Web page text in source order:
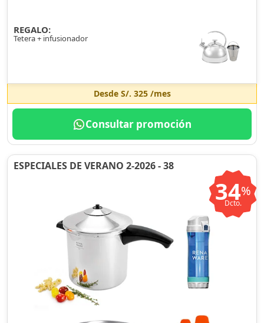
REGALO:
Tetera + infusionador
Desde S/. 325/mes
Consultar promoción
ESPECIALES DE VERANO 2-2026 - 38
34%
Dcto.